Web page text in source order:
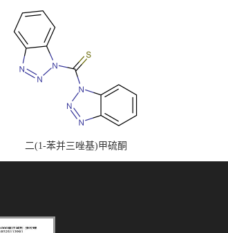
二(1-苯并三唑基)甲硫酮